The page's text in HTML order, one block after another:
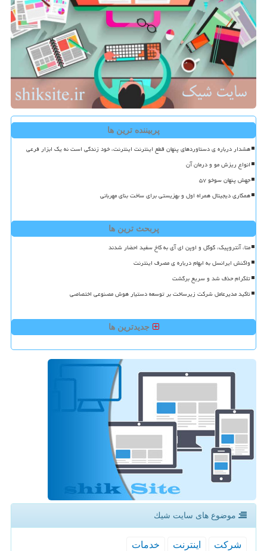
پربیننده ترین ها
هشدار درباره ی دستاوردهای پنهان قطع اینترنت اینترنت، خود زندگی است نه یک ابزار فرعی
انواع ریزش مو و درمان آن
جهش پنهان سوخو ۵۷
همکاری دیجیتال همراه اول و بهزیستی برای ساخت بنای مهربانی
پربحث ترین ها
متا، آنتروپیک، گوگل و اوپن ای آی به کاخ سفید احضار شدند
واکنش ایرانسل به ابهام درباره ی مصرف اینترنت
تلگرام حذف شد و سریع برگشت
تاکید مدیرعامل شرکت زیرساخت بر توسعه دستیار هوش مصنوعی اختصاصی
جدیدترین ها
موضوع های سایت شیك
شركت اینترنت
خدمات